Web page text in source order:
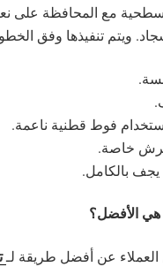
مع المحافظة على
ويتم تنفيذها وفق
فوط قطنية ناعمة.
خاصة.
يجف بالكامل.
الأفضل؟
العملاء عن أفضل طريقة لـ